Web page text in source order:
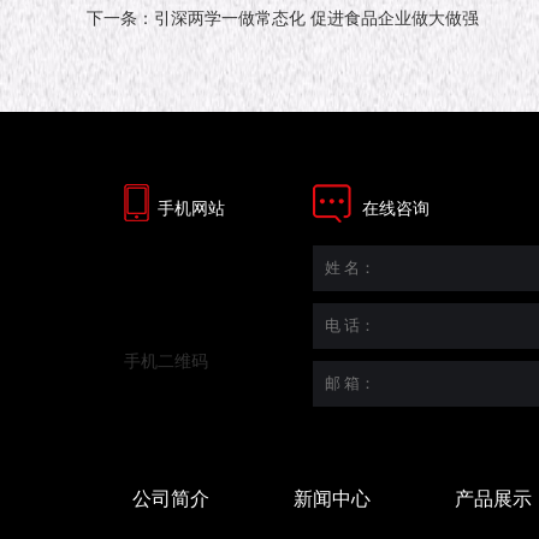
下一条：引深两学一做常态化 促进食品企业做大做强
手机网站
手机二维码
在线咨询
公司简介 新闻中心 产品展示